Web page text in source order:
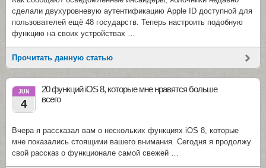
сделали двухуровневую аутентификацию Apple ID доступной для
пользователей ещё 48 государств. Теперь настроить подобную
функцию на своих устройствах …
Прочитать данную статью
JUN
4
20 функций iOS 8, которые мне нравятся больше
всего
Вчера я рассказал вам о нескольких функциях iOS 8, которые
мне показались стоящими вашего внимания. Сегодня я продолжу
свой рассказ о функционале самой свежей …